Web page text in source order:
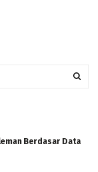
Berdasar Data